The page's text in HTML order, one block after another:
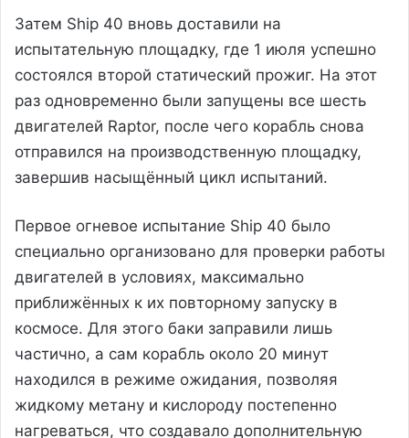
Затем Ship 40 вновь доставили на
испытательную площадку, где 1 июля успешно
состоялся второй статический прожиг. На этот
раз одновременно были запущены все шесть
двигателей Raptor, после чего корабль снова
отправился на производственную площадку,
завершив насыщённый цикл испытаний.
Первое огневое испытание Ship 40 было
специально организовано для проверки работы
двигателей в условиях, максимально
приближённых к их повторному запуску в
космосе. Для этого баки заправили лишь
частично, а сам корабль около 20 минут
находился в режиме ожидания, позволяя
жидкому метану и кислороду постепенно
нагреваться, что создавало дополнительную